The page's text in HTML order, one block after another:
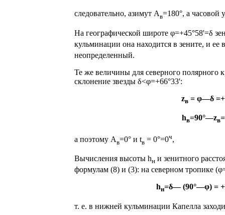
следовательно, азимут Aв=180°, а часовой
На географической широте φ=+45°58'=δ
кульминации она находится в зените, и ее
неопределенный.
Те же величины для северного полярного
склонение звезды δ<φ=+66°33':
zв = φ—δ
hв=90°—zв
а поэтому Aв=0° и tв = 0°=0ч,
Вычисления высоты hни зенитного
форму­лам (8) и (3): на северном тропике
hн=δ— (90°—φ) =
т. е. в нижней кульминации Капелла